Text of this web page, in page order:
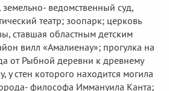
земельно- ведомственный суд,
театр; зоопарк; церковь
ставшая областным детским
вилл «Амалиенау»; прогулка на
от Рыбной деревни к древнему
у стен которого находится могила
философа Иммануила Канта;